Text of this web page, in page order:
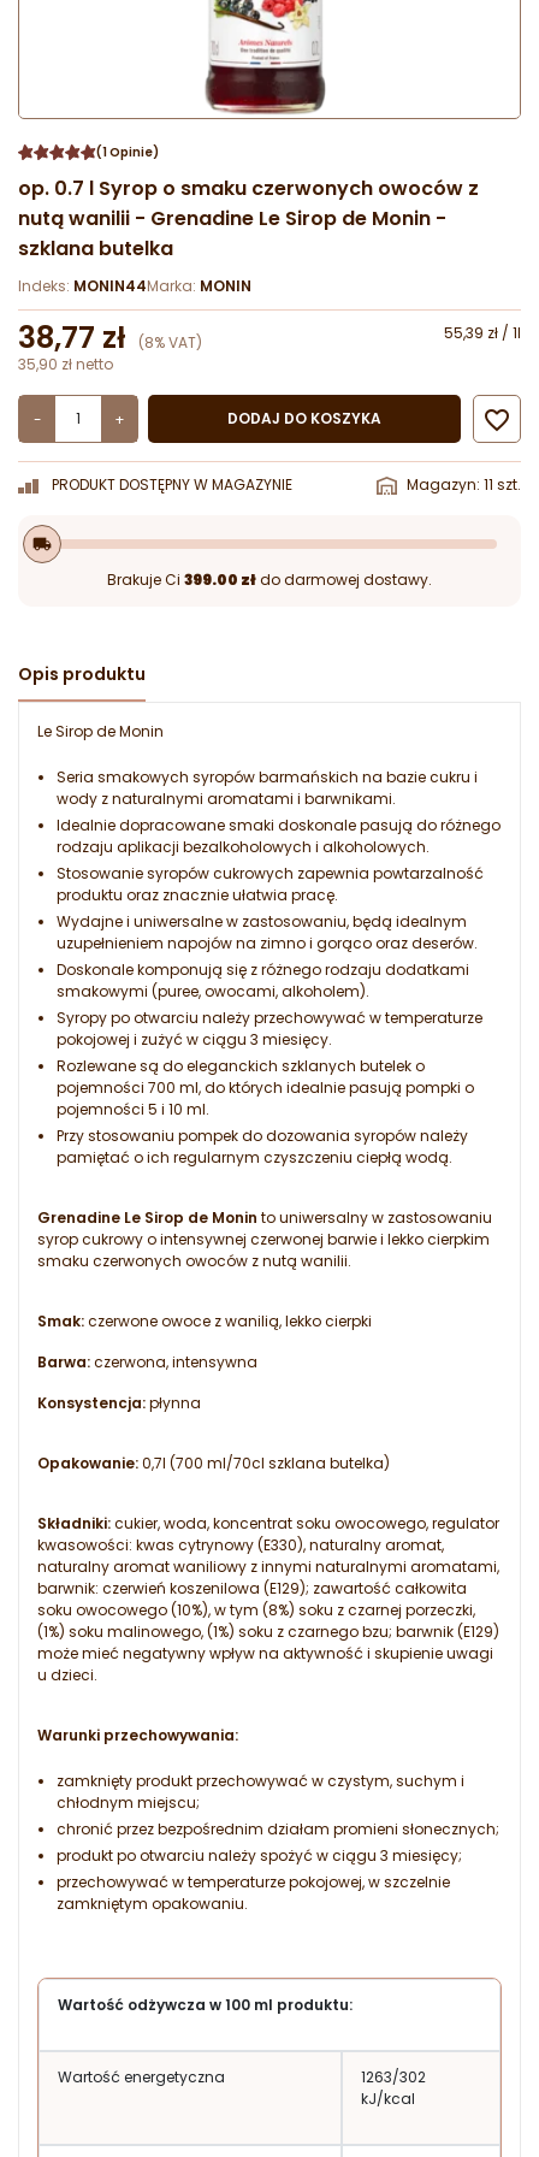
(1 Opinie)
op. 0.7 l Syrop o smaku czerwonych owoców z
nutą wanilii - Grenadine Le Sirop de Monin -
szklana butelka
Indeks: MONIN44Marka: MONIN
38,77 zł (8% VAT)
55,39 zł / 1l
35,90 zł netto
- + DODAJ DO KOSZYKA 
PRODUKT DOSTĘPNY W MAGAZYNIE Magazyn: 11 szt.
local_shipping
Brakuje Ci 399.00 złdo darmowej dostawy.
Opis produktu
Le Sirop de Monin
Seria smakowych syropów barmańskich na bazie cukru i
wody z naturalnymi aromatami i barwnikami.
Idealnie dopracowane smaki doskonale pasują do różnego
rodzaju aplikacji bezalkoholowych i alkoholowych.
Stosowanie syropów cukrowych zapewnia powtarzalność
produktu oraz znacznie ułatwia pracę.
Wydajne i uniwersalne w zastosowaniu, będą idealnym
uzupełnieniem napojów na zimno i gorąco oraz deserów.
Doskonale komponują się z różnego rodzaju dodatkami
smakowymi (puree, owocami, alkoholem).
Syropy po otwarciu należy przechowywać w temperaturze
pokojowej i zużyć w ciągu 3 miesięcy.
Rozlewane są do eleganckich szklanych butelek o
pojemności 700 ml, do których idealnie pasują pompki o
pojemności 5 i 10 ml.
Przy stosowaniu pompek do dozowania syropów należy
pamiętać o ich regularnym czyszczeniu ciepłą wodą.
Grenadine Le Sirop de Monin to uniwersalny w zastosowaniu
syrop cukrowy o intensywnej czerwonej barwie i lekko cierpkim
smaku czerwonych owoców z nutą wanilii.
Smak:czerwone owoce z wanilią, lekko cierpki
Barwa:czerwona, intensywna
Konsystencja:płynna
Opakowanie:0,7l (700 ml/70cl szklana butelka)
Składniki:cukier, woda, koncentrat soku owocowego, regulator
kwasowości: kwas cytrynowy (E330), naturalny aromat,
naturalny aromat waniliowy z innymi naturalnymi aromatami,
barwnik: czerwień koszenilowa (E129); zawartość całkowita
soku owocowego (10%), w tym (8%) soku z czarnej porzeczki,
(1%) soku malinowego, (1%) soku z czarnego bzu; barwnik (E129)
może mieć negatywny wpływ na aktywność i skupienie uwagi
u dzieci.
Warunki przechowywania:
zamknięty produkt przechowywać w czystym, suchym i
chłodnym miejscu;
chronić przez bezpośrednim działam promieni słonecznych;
produkt po otwarciu należy spożyć w ciągu 3 miesięcy;
przechowywać w temperaturze pokojowej, w szczelnie
zamkniętym opakowaniu.
Wartość odżywcza w 100 ml produktu:
Wartość energetyczna
1263/302
kJ/kcal